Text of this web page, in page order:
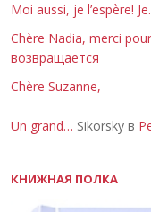
Moi aussi, je l’espère!
Chère Nadia, merci
возвращается
Chère Suzanne,
Un grand… Sikorsky в
КНИЖНАЯ ПОЛКА